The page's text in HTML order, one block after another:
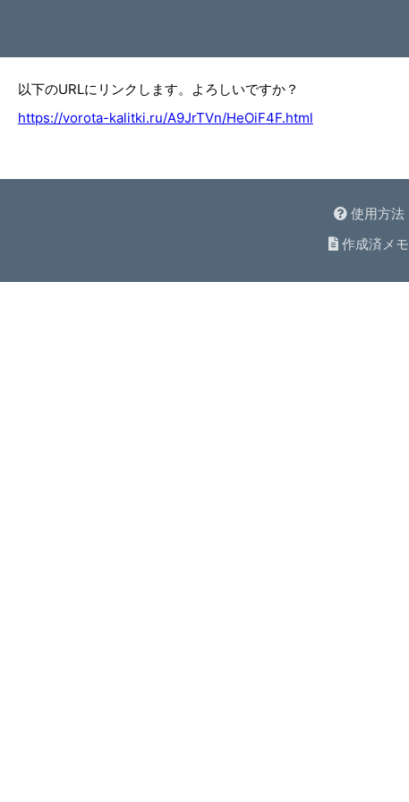
以下のURLにリンクします。よろしいですか？
https://vorota-kalitki.ru/A9JrTVn/HeOiF4F.html
使用方法
作成済メモ